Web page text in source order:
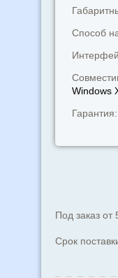
Способ
Windows
Гарантия:
Под заказ от
Срок